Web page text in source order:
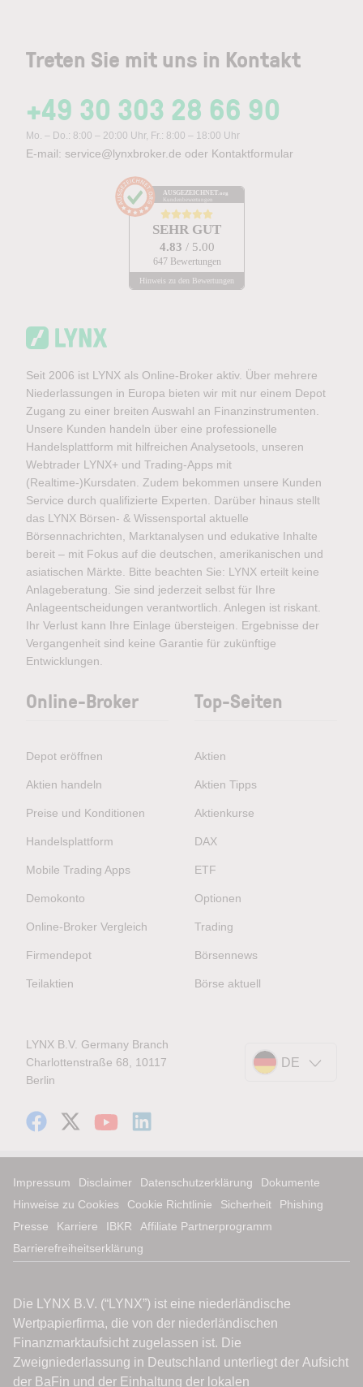
Treten Sie mit uns in Kontakt
+49 30 303 28 66 90
Mo. – Do.: 8:00 – 20:00 Uhr, Fr.: 8:00 – 18:00 Uhr
E-mail: service@lynxbroker.de oder Kontaktformular
AUSGEZEICHNET .org
Kundenbewertungen
SEHR GUT
4.83 / 5.00
647 Bewertungen
Hinweis zu den Bewertungen
Seit 2006 ist LYNX als Online-Broker aktiv. Über mehrere
Niederlassungen in Europa bieten wir mit nur einem Depot
Zugang zu einer breiten Auswahl an Finanzinstrumenten.
Unsere Kunden handeln über eine professionelle
Handelsplattform mit hilfreichen Analysetools, unseren
Webtrader LYNX+ und Trading-Apps mit
(Realtime-)Kursdaten. Zudem bekommen unsere Kunden
Service durch qualifizierte Experten. Darüber hinaus stellt
das LYNX Börsen- & Wissensportal aktuelle
Börsennachrichten, Marktanalysen und edukative Inhalte
bereit – mit Fokus auf die deutschen, amerikanischen und
asiatischen Märkte. Bitte beachten Sie: LYNX erteilt keine
Anlageberatung. Sie sind jederzeit selbst für Ihre
Anlageentscheidungen verantwortlich. Anlegen ist riskant.
Ihr Verlust kann Ihre Einlage übersteigen. Ergebnisse der
Vergangenheit sind keine Garantie für zukünftige
Entwicklungen.
Online-Broker
Depot eröffnen
Aktien handeln
Preise und Konditionen
Handelsplattform
Mobile Trading Apps
Demokonto
Online-Broker Vergleich
Firmendepot
Teilaktien
Top-Seiten
Aktien
Aktien Tipps
Aktienkurse
DAX
ETF
Optionen
Trading
Börsennews
Börse aktuell
LYNX B.V. Germany Branch
Charlottenstraße 68, 10117
Berlin
DE
Impressum Disclaimer Datenschutzerklärung
Dokumente
Hinweise zu Cookies
Cookie Richtlinie Sicherheit
Phishing
Presse
Karriere IBKR
Affiliate Partnerprogramm
Barrierefreiheitserklärung